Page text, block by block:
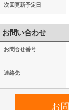
次回更新予定日
お問い合わせ
お問合せ番号
連絡先